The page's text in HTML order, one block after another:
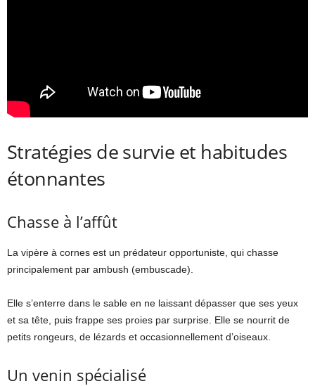
Stratégies de survie et habitudes
étonnantes
Chasse à l’affût
La vipère à cornes est un prédateur opportuniste, qui chasse
principalement par ambush (embuscade).
Elle s’enterre dans le sable en ne laissant dépasser que ses yeux
et sa tête, puis frappe ses proies par surprise. Elle se nourrit de
petits rongeurs, de lézards et occasionnellement d’oiseaux.
Un venin spécialisé